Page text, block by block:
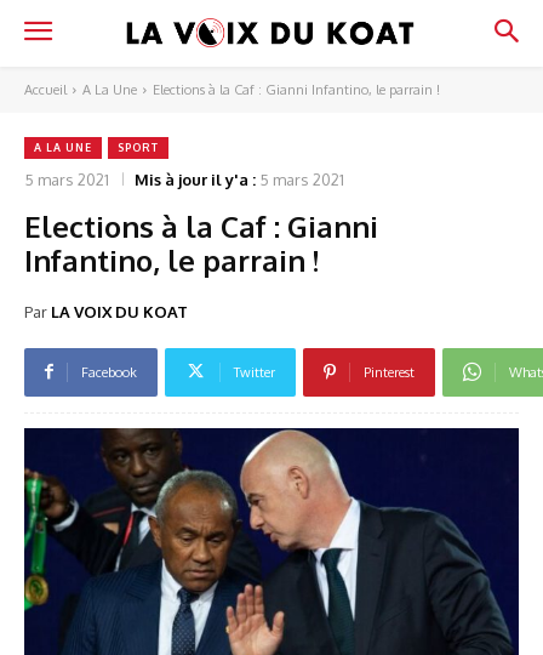
Accueil A La Une Elections à la Caf : Gianni Infantino, le parrain !
A LA UNE SPORT
5 mars 2021 Mis à jour il y'a : 5 mars 2021
Elections à la Caf : Gianni
Infantino, le parrain !
Par LA VOIX DU KOAT
Facebook Twitter Pinterest